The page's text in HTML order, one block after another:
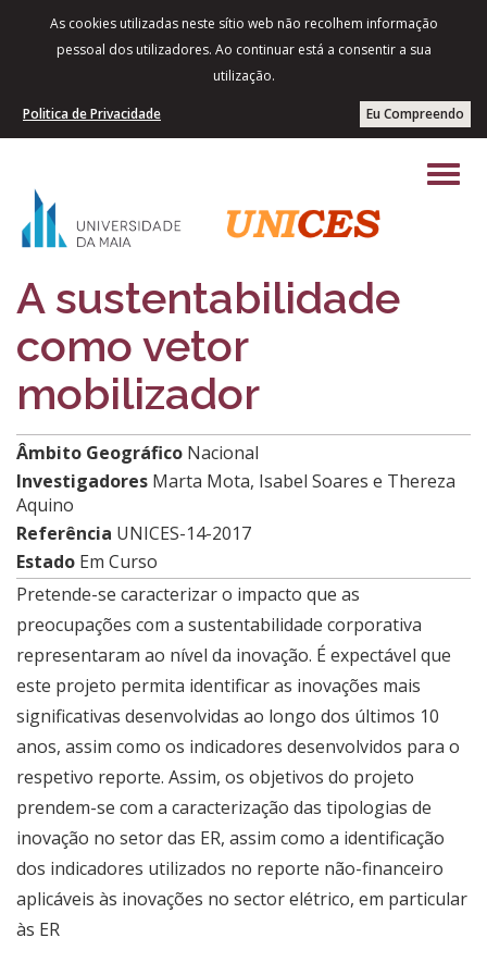
As cookies utilizadas neste sítio web não recolhem informação
pessoal dos utilizadores. Ao continuar está a consentir a sua
utilização.
Eu Compreendo
Politica de Privacidade
A sustentabilidade
como vetor
mobilizador
Âmbito Geográfico Nacional
Investigadores Marta Mota, Isabel Soares e Thereza
Aquino
Referência UNICES-14-2017
Estado Em Curso
​Pretende-se caracterizar o impacto que as
preocupações com a sustentabilidade corporativa
representaram ao nível da inovação. É expectável que
este projeto permita identificar as inovações mais
significativas desenvolvidas ao longo dos últimos 10
anos, assim como os indicadores desenvolvidos para o
respetivo reporte. Assim, os objetivos do projeto
prendem-se com a caracterização das tipologias de
inovação no setor das ER, assim como a identificação
dos indicadores utilizados no reporte não-financeiro
aplicáveis às inovações no sector elétrico, em particular
às ER